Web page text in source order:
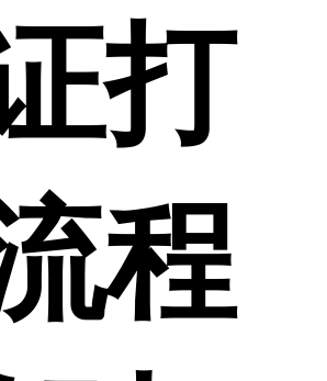
打
程